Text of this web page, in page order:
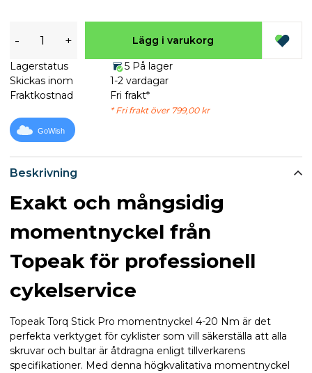
Beskrivning
Exakt och mångsidig
momentnyckel från
Topeak för professionell
cykelservice
Topeak Torq Stick Pro momentnyckel 4-20 Nm är det
perfekta verktyget för cyklister som vill säkerställa att alla
skruvar och bultar är åtdragna enligt tillverkarens
specifikationer. Med denna högkvalitativa momentnyckel
- + Lägg i varukorg
Lagerstatus
5 På lager
Skickas inom
1-2 vardagar
Fraktkostnad
Fri frakt*
* Fri frakt över 799,00 kr
GoWish